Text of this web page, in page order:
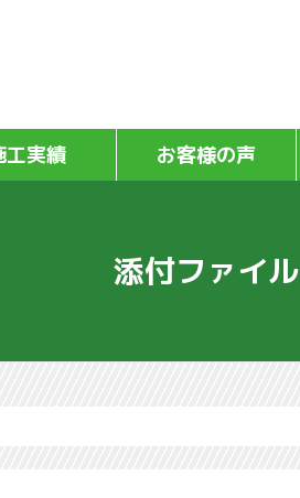
工実績 お客様の声
添付ファイル